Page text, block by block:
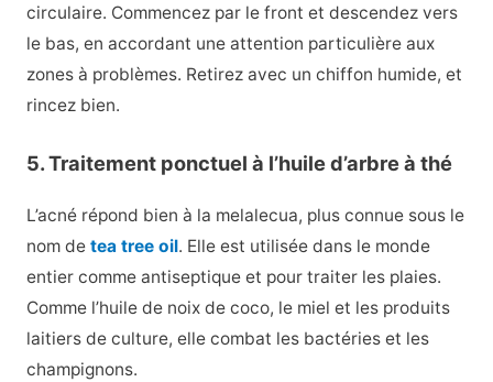
circulaire. Commencez par le front et descendez vers
le bas, en accordant une attention particulière aux
zones à problèmes. Retirez avec un chiffon humide, et
rincez bien.
5. Traitement ponctuel à l’huile d’arbre à thé
L’acné répond bien à la melalecua, plus connue sous le
nom de tea tree oil. Elle est utilisée dans le monde
entier comme antiseptique et pour traiter les plaies.
Comme l’huile de noix de coco, le miel et les produits
laitiers de culture, elle combat les bactéries et les
champignons.